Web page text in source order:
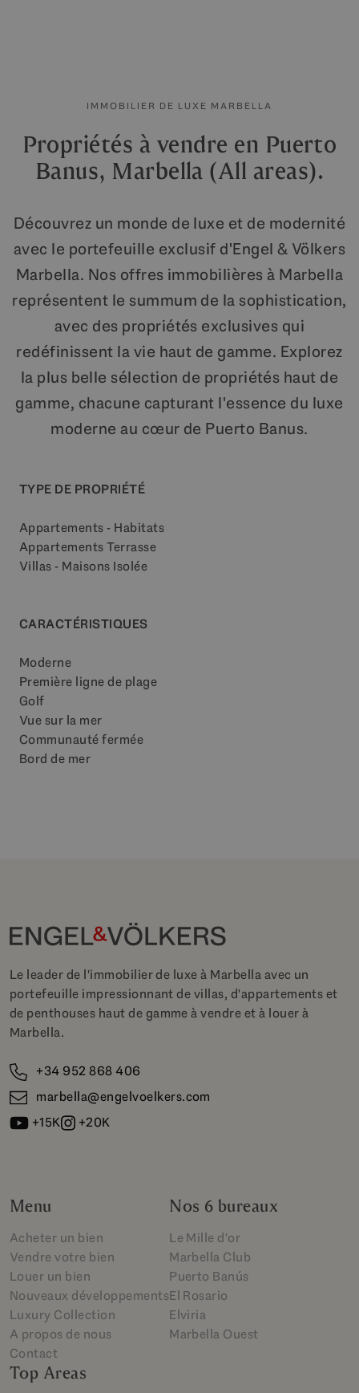
IMMOBILIER DE LUXE MARBELLA
Propriétés à vendre en Puerto
Banus, Marbella (All areas).
Découvrez un monde de luxe et de modernité
avec le portefeuille exclusif d'Engel & Völkers
Marbella. Nos offres immobilières à Marbella
représentent le summum de la sophistication,
avec des propriétés exclusives qui
redéfinissent la vie haut de gamme. Explorez
la plus belle sélection de propriétés haut de
gamme, chacune capturant l'essence du luxe
moderne au cœur de Puerto Banus.
TYPE DE PROPRIÉTÉ
Appartements - Habitats
Appartements Terrasse
Villas - Maisons Isolée
CARACTÉRISTIQUES
Moderne
Première ligne de plage
Golf
Vue sur la mer
Communauté fermée
Bord de mer
Le leader de l'immobilier de luxe à Marbella avec un
portefeuille impressionnant de villas, d'appartements et
de penthouses haut de gamme à vendre et à louer à
Marbella.
+34 952 868 406
marbella@engelvoelkers.com
+15K
+20K
Menu
Acheter un bien
Vendre votre bien
Louer un bien
Nouveaux développements
Luxury Collection
A propos de nous
Contact
Nos 6 bureaux
Le Mille d'or
Marbella Club
Puerto Banús
El Rosario
Elviria
Marbella Ouest
Top Areas